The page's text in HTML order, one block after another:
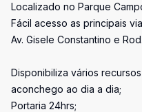
Localizado no Parque
Fácil acesso as principais
Av. Gisele Constantino e
Disponibiliza vários
aconchego ao dia a dia;
Portaria 24hrs;